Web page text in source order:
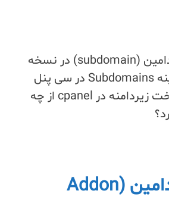
آموزش ساخت سابدامین (subdomain) در نسخه
جدید سی پنل . گزینه Subdomains در سی پنل
کجاست؟ و برای ساخت زیردامنه در cpanel از چه
ساخت ادان دامین (Addon